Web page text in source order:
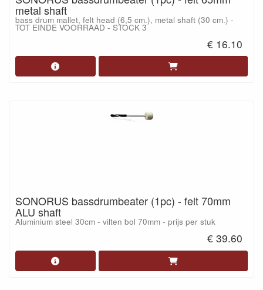
metal shaft
bass drum mallet, felt head (6,5 cm.), metal shaft (30 cm.) -
TOT EINDE VOORRAAD - STOCK 3
€ 16.10
SONORUS bassdrumbeater (1pc) - felt 70mm
ALU shaft
Aluminium steel 30cm - vilten bol 70mm - prijs per stuk
€ 39.60